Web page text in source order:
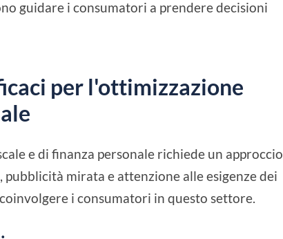
guidare i consumatori a prendere decisioni
per l'ottimizzazione
e di finanza personale richiede un approccio
mirata e attenzione alle esigenze dei
i consumatori in questo settore.